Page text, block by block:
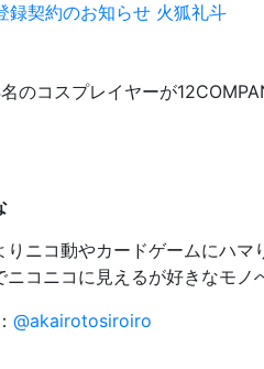
録契約のお知らせ 火狐礼斗
のコスプレイヤーが
りニコ動やカードゲームにハマ
ニコニコに見えるが好きなモノ
@akairotosiroiro